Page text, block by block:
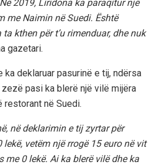
2019, Liridona ka paraqitur një
me Naimin në Suedi. Është
kthen për t’u rimenduar, dhe nuk
gazetari.
ka deklaruar pasurinë e tij, ndërsa
pasi ka blerë një vilë mijëra
restorant në Suedi.
në deklarimin e tij zyrtar për
vetëm një rrogë 15 euro në vit
me 0 lekë. Ai ka blerë vilë dhe ka